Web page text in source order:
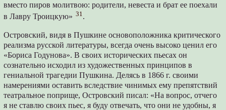
вместо пиров молитвою: родители, невеста и брат ее поехали
в Лавру Троицкую» 31.
Островский, видя в Пушкине основоположника критического
реализма русской литературы, всегда очень высоко ценил его
«Бориса Годунова». В своих исторических пьесах он
сознательно исходил из художественных принципов в
гениальной трагедии Пушкина. Делясь в 1866 г. своими
намерениями оставить вследствие чинимых ему препятствий
театральное поприще, Островский писал: «На вопрос, отчего
я не ставлю своих пьес, я буду отвечать, что они не удобны, я